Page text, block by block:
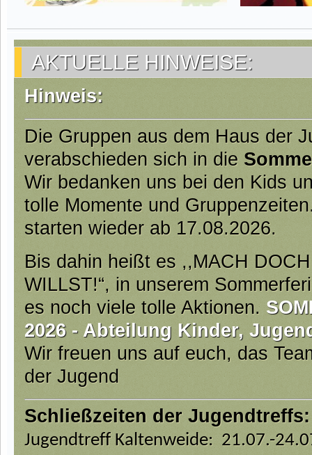
AKTUELLE HINWEISE:
Hinweis:
Die Gruppen aus dem Haus der
verabschieden sich in die
Wir bedanken uns bei den Kids
tolle Momente und
starten wieder ab 17.08.2026.
Bis dahin heißt es ,,MACH
WILLST!“, in unserem
es noch viele tolle Aktionen.
2026 - Abteilung Kinder,
Wir freuen uns auf euch, das
der Jugend
Schließzeiten der Jugendtreffs:
Jugendtreff Kaltenweide: 21.07.-